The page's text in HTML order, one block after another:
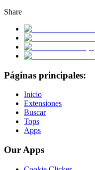
Share
Páginas principales:
Inicio
Extensiones
Buscar
Tops
Apps
Our Apps